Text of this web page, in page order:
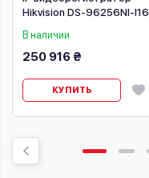
Hikvision DS-96256NI-I16
В наличии
250 916 ₴
КУПИТЬ